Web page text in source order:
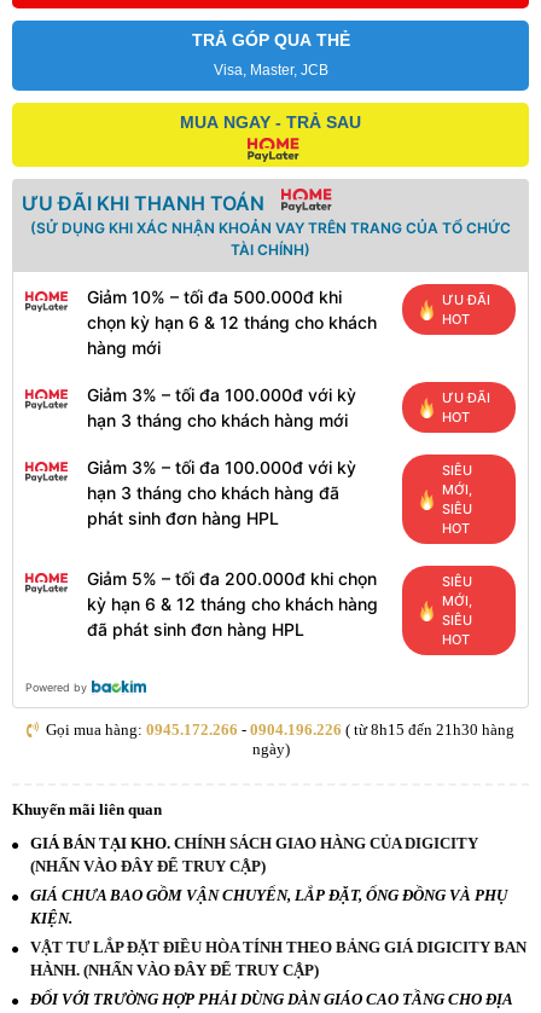
TRẢ GÓP QUA THẺ
Visa, Master, JCB
MUA NGAY - TRẢ SAU
ƯU ĐÃI KHI THANH TOÁN
(SỬ DỤNG KHI XÁC NHẬN KHOẢN VAY TRÊN TRANG CỦA TỔ CHỨC
TÀI CHÍNH)
Giảm 10% – tối đa 500.000đ khi
chọn kỳ hạn 6 & 12 tháng cho khách
hàng mới
ƯU ĐÃI
HOT
Giảm 3% – tối đa 100.000đ với kỳ
hạn 3 tháng cho khách hàng mới
ƯU ĐÃI
HOT
Giảm 3% – tối đa 100.000đ với kỳ
hạn 3 tháng cho khách hàng đã
phát sinh đơn hàng HPL
SIÊU
MỚI,
SIÊU
HOT
Giảm 5% – tối đa 200.000đ khi chọn
kỳ hạn 6 & 12 tháng cho khách hàng
đã phát sinh đơn hàng HPL
SIÊU
MỚI,
SIÊU
HOT
Powered by
Gọi mua hàng: 0945.172.266 - 0904.196.226 ( từ 8h15 đến 21h30 hàng
ngày)
Khuyến mãi liên quan
GIÁ BÁN TẠI KHO. CHÍNH SÁCH GIAO HÀNG CỦA DIGICITY
(NHẤN VÀO ĐÂY ĐỂ TRUY CẬP)
GIÁ CHƯA BAO GỒM VẬN CHUYỂN, LẮP ĐẶT, ỐNG ĐỒNG VÀ PHỤ
KIỆN.
VẬT TƯ LẮP ĐẶT ĐIỀU HÒA TÍNH THEO BẢNG GIÁ DIGICITY BAN
HÀNH. (NHẤN VÀO ĐÂY ĐỂ TRUY CẬP)
ĐỐI VỚI TRƯỜNG HỢP PHẢI DÙNG DÀN GIÁO CAO TẦNG CHO ĐỊA